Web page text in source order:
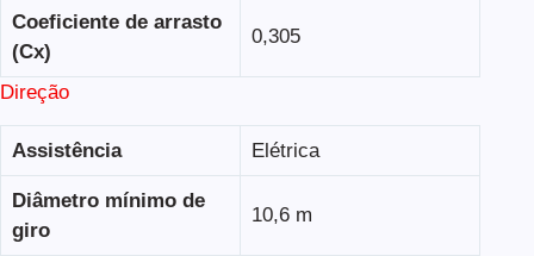
Coeficiente de arrasto
(Cx)
0,305
Direção
Assistência Elétrica
Diâmetro mínimo de
giro
10,6 m